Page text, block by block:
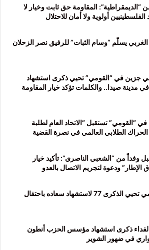
“الديمقراطية”: المقاومة حق ثابت وخيار لا
أولوية ولا أمان للاحتلال
يسلّم “وسام الثبات” للرفيق نصر الزحلان
جزين في “القومي” تحيي ذكرى استشهاد
مدينة صيدا.. والكلمات تؤكد خيار المقاومة
“القومي” تستقبل “الاتحاد العام لطلبة
الطلابي العالمي في نصرة القضية
وفداً من “الشعبي الناصري”: تأكيد خيار
ودعوة لتجريم الاتصال بالعدو
منفذية عكار في القومي تحيي الذكرى 77 لاستشهاد سعاده باحتفال
ذكرى استشهاد مؤسس الحزب أنطون
في ضهور الشوير